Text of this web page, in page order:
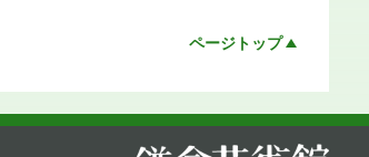
ページトップ